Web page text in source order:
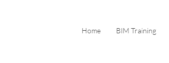
Home BIM Training